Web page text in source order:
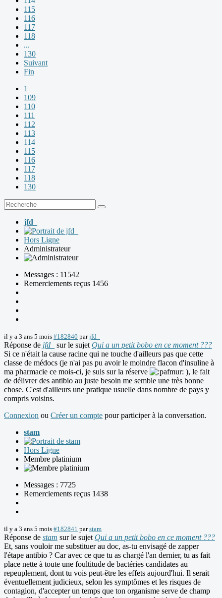
115
116
117
118
...
130
Suivant
Fin
1
109
110
111
112
113
114
115
116
117
118
130
jfd_
Hors Ligne
Administrateur
Messages : 11542
Remerciements reçus 1456
il y a 3 ans 5 mois #182840 parjfd_
Réponse de jfd_ sur le sujet Qui a un petit bobo en ce moment ???
Si ce n'était la cause racine qui ne touche d'ailleurs pas que cette
classe de médocs (je n'ai pas pu avoir le moindre flacon d'insuline à
ma pharmacie ce mois-ci, je suis sur la réserve
), le fait
de délivrer des antibio au juste besoin me semble une très bonne
chose. C'est d'ailleurs une pratique usuelle dans nombre de pays y
compris voisins.
Connexion ou Créer un compte pour participer à la conversation.
stam
Hors Ligne
Membre platinium
Messages : 7725
Remerciements reçus 1438
il y a 3 ans 5 mois #182841 parstam
Réponse de stam sur le sujet Qui a un petit bobo en ce moment ???
Et, sans vouloir me substituer au doc, as-tu envisagé de zapper
l'étape antibio ? Car avec ce que tu as chargé l'an dernier, tu as fait
place nette à toute une foultitude de bactéries candidates au
repeuplement, dont tu vois peut-être les effets aujourd'hui. Il serait
éventuellement judicieux, selon les symptômes et les risques de
contagion, d'accepter un temps que ton organisme serve de champ